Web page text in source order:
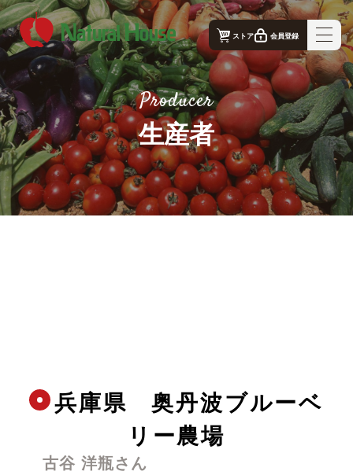
ストア 会員登録
ナチュラルハウス - 公式コーポレートサイト｜TOP
ナチュラルハウスの想い
事業概要
生産者
店舗案内
Producer
生産者
兵庫県　奥丹波ブルーベ
リー農場
古谷 洋瓶さん